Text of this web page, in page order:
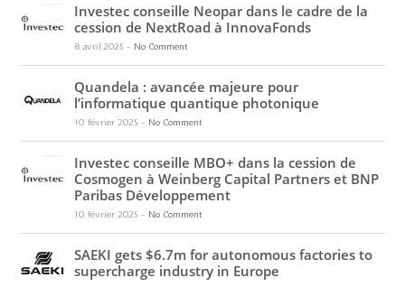
Investec conseille Neopar dans le cadre de la
cession de NextRoad à InnovaFonds
8 avril 2025- No Comment
Quandela : avancée majeure pour
l’informatique quantique photonique
10 février 2025- No Comment
Investec conseille MBO+ dans la cession de
Cosmogen à Weinberg Capital Partners et BNP
Paribas Développement
10 février 2025- No Comment
SAEKI gets $6.7m for autonomous factories to
supercharge industry in Europe